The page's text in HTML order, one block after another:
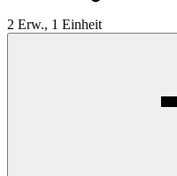
2 Erw., 1 Einheit